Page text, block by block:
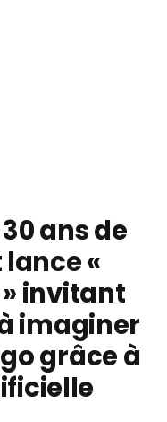
ans de
«
invitant
imaginer
grâce à